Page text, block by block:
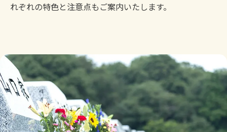
れぞれの特色と注意点もご案内いたします。